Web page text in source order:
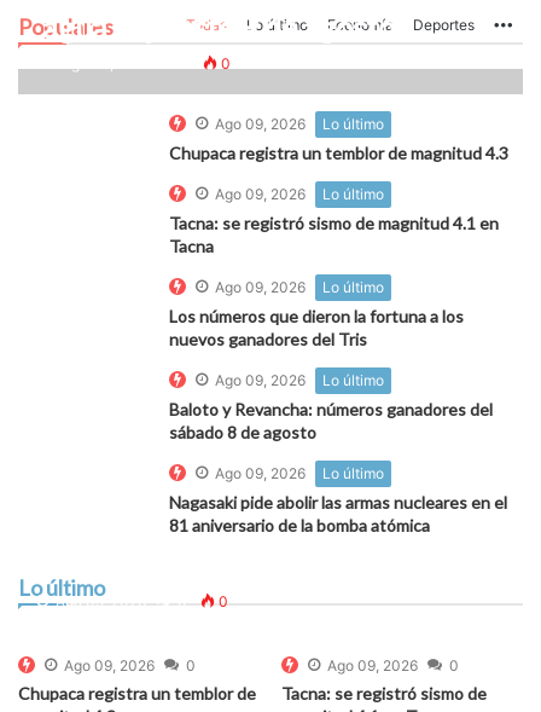
Populares Todas Lo último Economía Deportes
agua bajó este 9 de agosto
0
Ago 09, 2026 Lo último
Chupaca registra un temblor de magnitud 4.3
Ago 09, 2026 Lo último
Tacna: se registró sismo de magnitud 4.1 en
Tacna
Ago 09, 2026 Lo último
Los números que dieron la fortuna a los
nuevos ganadores del Tris
Ago 09, 2026 Lo último
Baloto y Revancha: números ganadores del
sábado 8 de agosto
Ago 09, 2026 Lo último
Nagasaki pide abolir las armas nucleares en el
81 aniversario de la bomba atómica
Lo último
Ago 09, 2026 0 0
Ago 09, 2026 0
Chupaca registra un temblor de
Ago 09, 2026 0
Tacna: se registró sismo de